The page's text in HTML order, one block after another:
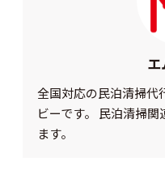
全国対応の民泊清掃代
ビーです。 民泊清掃
ます。